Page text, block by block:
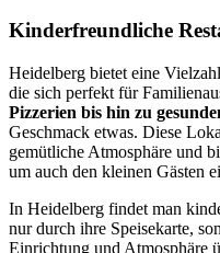
Kinderfreundliche
Heidelberg bietet eine
die sich perfekt für
Pizzerien bis hin zu
Geschmack etwas. Diese
gemütliche Atmosphäre und
um auch den kleinen Gästen
In Heidelberg findet man
nur durch ihre Speisekarte,
Einrichtung und Atmosphäre